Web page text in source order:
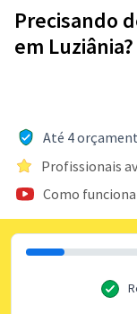
Precisando
em Luziânia?
Até 4
Profissionais
Como